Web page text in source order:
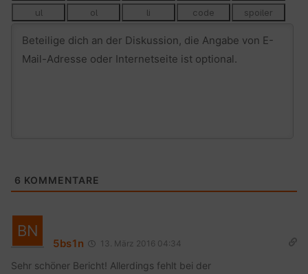
6 KOMMENTARE
5bs1n 13. März 2016 04:34
Sehr schöner Bericht! Allerdings fehlt bei der